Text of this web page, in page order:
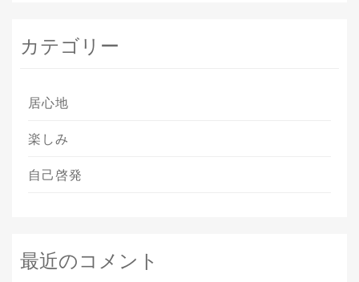
カテゴリー
居心地
楽しみ
自己啓発
最近のコメント